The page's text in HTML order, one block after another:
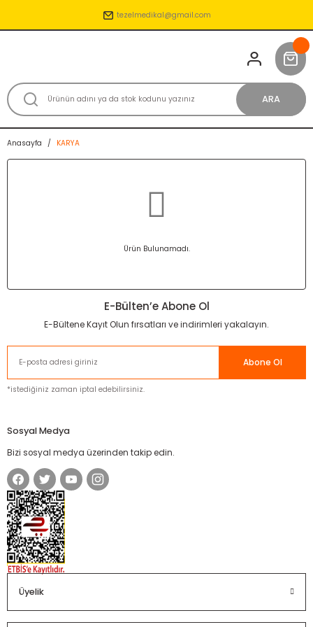
tezelmedikal@gmail.com
ARA
Anasayfa KARYA
Ürün Bulunamadı.
E-Bülten’e Abone Ol
E-Bültene Kayıt Olun fırsatları ve indirimleri yakalayın.
Abone Ol
*istediğiniz zaman iptal edebilirsiniz.
Sosyal Medya
Bizi sosyal medya üzerinden takip edin.
Üyelik